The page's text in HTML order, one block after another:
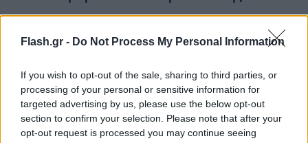
Flash.gr - Do Not Process My Personal Information
If you wish to opt-out of the sale, sharing to third parties, or
processing of your personal or sensitive information for
targeted advertising by us, please use the below opt-out
section to confirm your selection. Please note that after your
opt-out request is processed you may continue seeing
09.08.2026 ΤΖΏΡΤΖΙΑ ΓΕΩΡΓΊΟΥ